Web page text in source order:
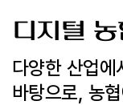
디지털
다양한 산업
바탕으로, 농